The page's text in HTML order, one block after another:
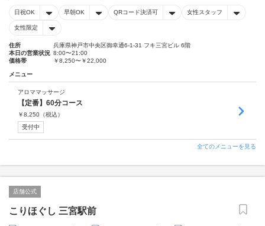
日祝OK 早朝OK QRコード決済可 女性スタッフ
女性限定
住所
兵庫県神戸市中央区御幸通6-1-31 フキ三宮ビル 6階
本日の営業状況 8:00〜21:00
価格帯
￥8,250〜￥22,000
メニュー
アロママッサージ
【定番】60分コース
￥8,250 （税込）
受付中
全てのメニューを見る
店舗公式
こりほぐし 三宮駅前